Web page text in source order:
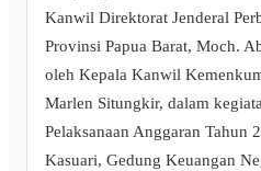
Kanwil Direktorat Jenderal
Provinsi Papua Barat, Moch.
oleh Kepala Kanwil
Marlen Situngkir, dalam
Pelaksanaan Anggaran Tahun
Kasuari, Gedung Keuangan